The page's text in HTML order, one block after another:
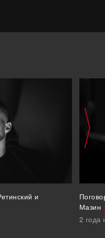
и
Мазин
2 года